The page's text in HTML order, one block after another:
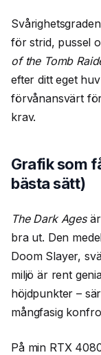
för strid, pussel
of the Tomb
efter ditt eget
förvånansvärt
krav.
Grafik som
bästa sätt)
The Dark Ages
bra ut. Den
Doom Slayer,
miljö är rent
höjdpunkter –
mångfasig
På min RTX